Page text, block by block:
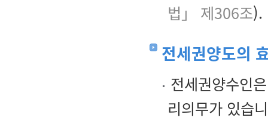
법」 제306조).
전세권양도의
전세권양수인
리의무가 있습